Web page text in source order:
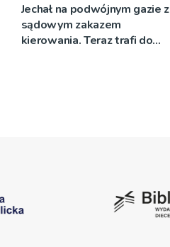
Jechał na podwójnym gazie z
sądowym zakazem
kierowania. Teraz trafi do